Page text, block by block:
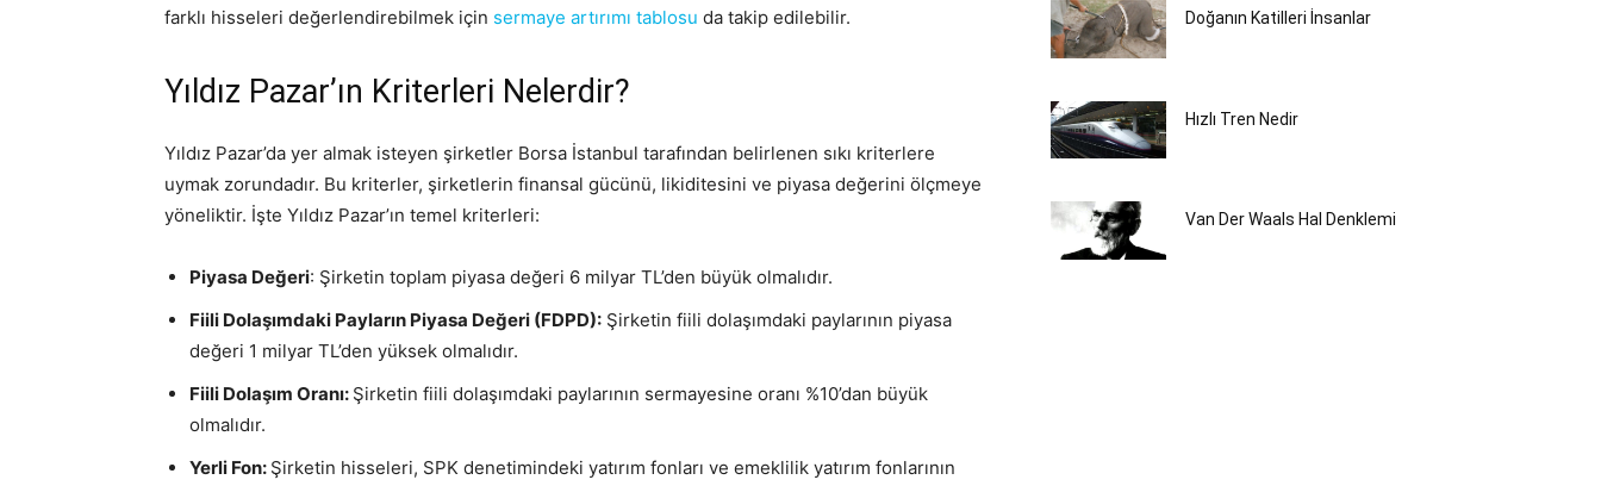
farklı hisseleri değerlendirebilmek için sermaye artırımı tablosu da takip edilebilir.
Yıldız Pazar’ın Kriterleri Nelerdir?
Yıldız Pazar’da yer almak isteyen şirketler Borsa İstanbul tarafından belirlenen sıkı kriterlere
uymak zorundadır. Bu kriterler, şirketlerin finansal gücünü, likiditesini ve piyasa değerini ölçmeye
yöneliktir. İşte Yıldız Pazar’ın temel kriterleri:
Piyasa Değeri: Şirketin toplam piyasa değeri 6 milyar TL’den büyük olmalıdır.
Fiili Dolaşımdaki Payların Piyasa Değeri (FDPD): Şirketin fiili dolaşımdaki paylarının piyasa
değeri 1 milyar TL’den yüksek olmalıdır.
Fiili Dolaşım Oranı: Şirketin fiili dolaşımdaki paylarının sermayesine oranı %10’dan büyük
olmalıdır.
Yerli Fon: Şirketin hisseleri, SPK denetimindeki yatırım fonları ve emeklilik yatırım fonlarının
Doğanın Katilleri İnsanlar
Hızlı Tren Nedir
Van Der Waals Hal Denklemi